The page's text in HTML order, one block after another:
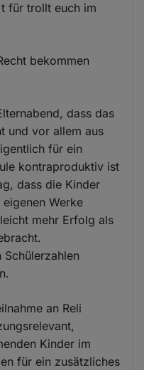
für trollt euch im
bekommen
dass das
und vor allem aus
für ein
kontraproduktiv ist
dass die Kinder
Werke
mehr Erfolg als
Schülerzahlen
an Reli
Kinder im
für ein zusätzliches